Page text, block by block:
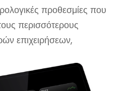
προθεσμίες που
περισσότερους
επιχειρήσεων,